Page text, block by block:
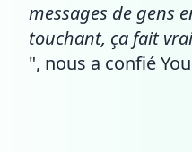
messages de gens
touchant, ça fait
", nous a confié